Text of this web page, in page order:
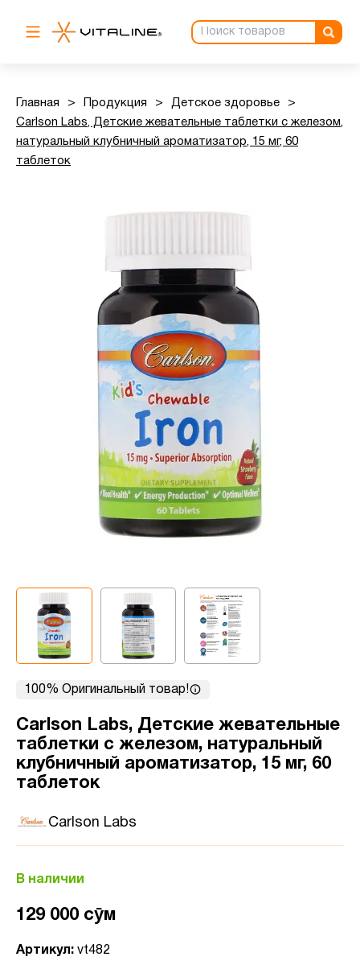
Главная > Продукция > Детское здоровье
>
Carlson Labs, Детские жевательные таблетки с железом,
натуральный клубничный ароматизатор, 15 мг, 60
таблеток
100% Оригинальный товар!
Carlson Labs, Детские жевательные
таблетки с железом, натуральный
клубничный ароматизатор, 15 мг, 60
таблеток
Carlson Labs
В наличии
129 000 сӯм
Артикул: vt482